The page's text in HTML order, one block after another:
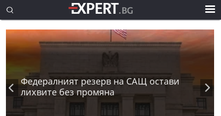
Федералният резерв на САЩ остави
лихвите без промяна